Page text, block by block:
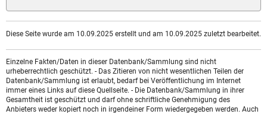
Diese Seite wurde am 10.09.2025 erstellt und am 10.09.2025 zuletzt bearbeitet.
Einzelne Fakten/Daten in dieser Datenbank/Sammlung sind nicht
urheberrechtlich geschützt. - Das Zitieren von nicht wesentlichen Teilen der
Datenbank/Sammlung ist erlaubt, bedarf bei Veröffentlichung im Internet
immer eines Links auf diese Quellseite. - Die Datenbank/Sammlung in ihrer
Gesamtheit ist geschützt und darf ohne schriftliche Genehmigung des
Anbieters weder kopiert noch in irgendeiner Form wiedergegeben werden. Auch